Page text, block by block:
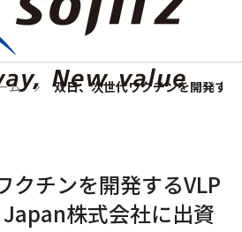
ム 双日、次世代ワクチンを開発す
クチンを開発するVLP
株式会社に出資